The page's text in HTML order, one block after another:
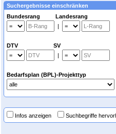
Suchergebnisse einschränken
Bundesrang Landesrang
|
DTV SV
|
Bedarfsplan (BPL)-Projekttyp
Infos anzeigen Suchbegriffe